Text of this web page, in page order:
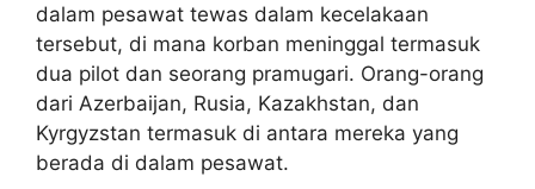
dalam pesawat tewas dalam kecelakaan
tersebut, di mana korban meninggal termasuk
dua pilot dan seorang pramugari. Orang-orang
dari Azerbaijan, Rusia, Kazakhstan, dan
Kyrgyzstan termasuk di antara mereka yang
berada di dalam pesawat.